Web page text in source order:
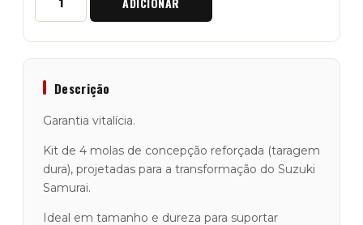
Kit
Reforçadas
Raptor
4x4
"Black
Standard
HD
Samurai
Descrição
Garantia vitalícia.
Kit de 4 molas de concepção reforçada (taragem
dura), projetadas para a transformação do Suzuki
Samurai.
Ideal em tamanho e dureza para suportar